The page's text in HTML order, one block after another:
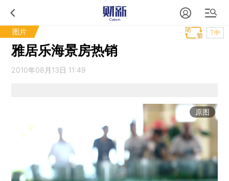
图片 T中
雅居乐海景房热销
2010年08月13日 11:49
原图